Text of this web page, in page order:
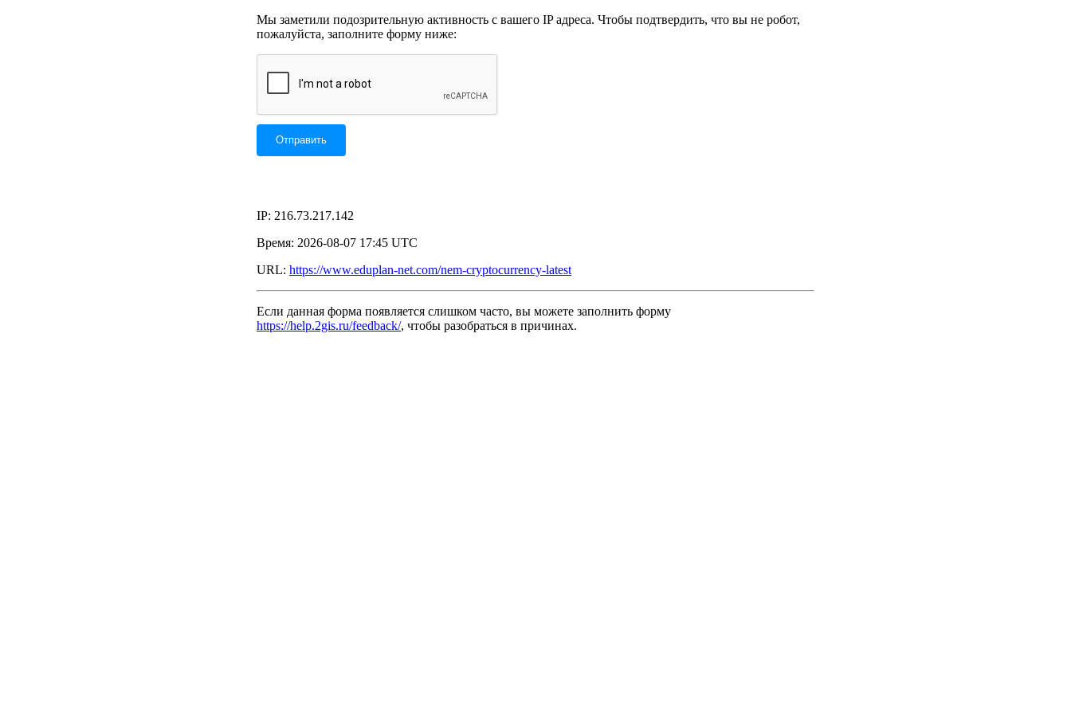
Мы заметили подозрительную активность с вашего IP адреса. Чтобы подтвердить, что вы не робот,
пожалуйста, заполните форму ниже:
IP: 216.73.217.142
Время: 2026-08-07 17:45 UTC
URL: https://www.eduplan-net.com/nem-cryptocurrency-latest
Если данная форма появляется слишком часто, вы можете заполнить форму
https://help.2gis.ru/feedback/, чтобы разобраться в причинах.